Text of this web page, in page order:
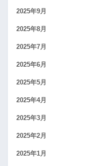
2025年9月
2025年8月
2025年7月
2025年6月
2025年5月
2025年4月
2025年3月
2025年2月
2025年1月